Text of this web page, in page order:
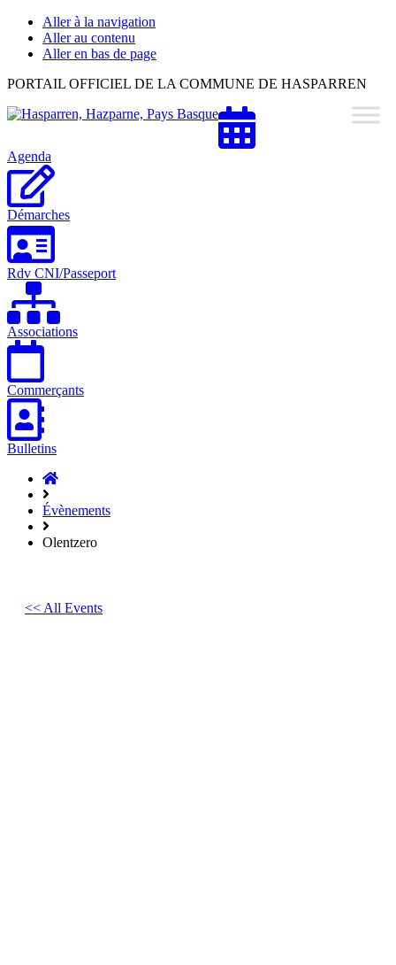
Aller à la navigation
Aller au contenu
Aller en bas de page
Hasparren,
Pays
PORTAIL OFFICIEL DE LA COMMUNE DE HASPARREN
Agenda
Démarches
Rdv CNI/Passeport
Associations
Commerçants
Bulletins
Accueil
Évènements
Olentzero
<< All Events